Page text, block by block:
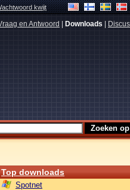
kwijt
en Antwoord Downloads
Top downloads
Spotnet